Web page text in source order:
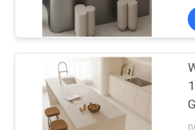
Porzellan-